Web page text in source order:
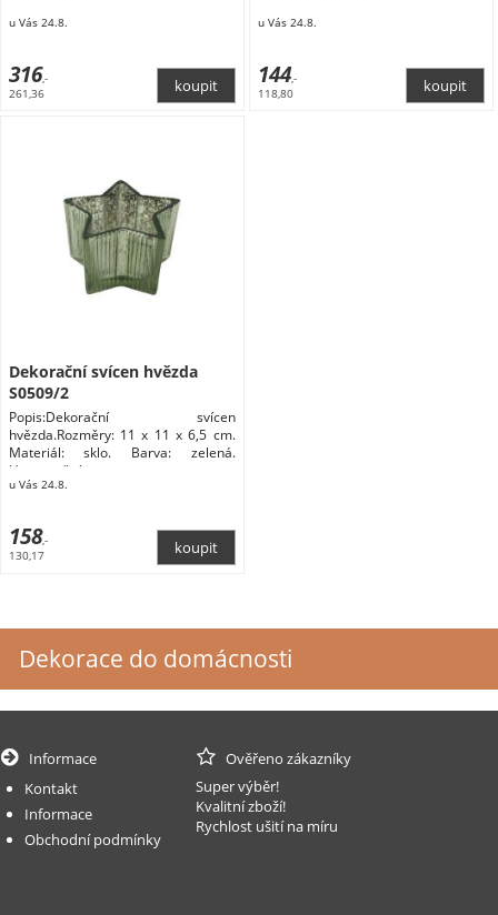
u Vás 24.8.
316,-
261,36
u Vás 24.8.
144,-
118,80
Dekorační svícen hvězda
S0509/2
Popis:Dekorační svícen
hvězda.Rozměry: 11 x 11 x 6,5 cm.
Materiál: sklo. Barva: zelená.
Upozornění:
u Vás 24.8.
158,-
130,17
Dekorace do domácnosti
Informace
Kontakt
Informace
Obchodní podmínky
Ověřeno zákazníky
Super výběr!
Kvalitní zboží!
Rychlost ušití na míru